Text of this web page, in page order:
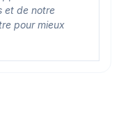
et de notre
pour mieux